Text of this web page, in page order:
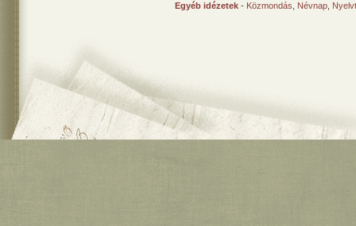
Egyéb idézetek - Közmondás Névnap